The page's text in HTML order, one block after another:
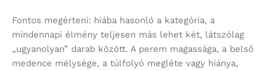
Fontos megérteni: hiába hasonló a kategória, a
mindennapi élmény teljesen más lehet két, látszólag
„ugyanolyan” darab között. A perem magassága, a belső
medence mélysége, a túlfolyó megléte vagy hiánya,